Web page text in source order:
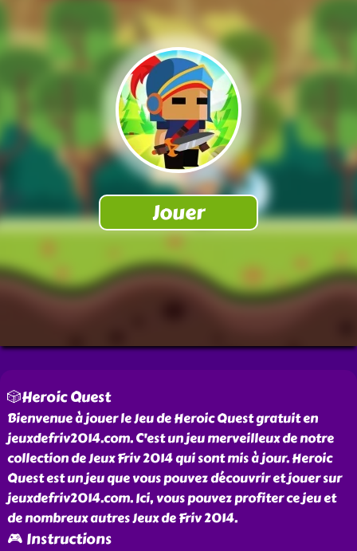
🎲Heroic Quest
Bienvenue à jouer le Jeu de Heroic Quest gratuit en
jeuxdefriv2014.com. C'est un jeu merveilleux de notre
collection de Jeux Friv 2014 qui sont mis à jour. Heroic
Quest est un jeu que vous pouvez découvrir et jouer sur
jeuxdefriv2014.com. Ici, vous pouvez profiter ce jeu et
de nombreux autres Jeux de Friv 2014.
🎮 Instructions